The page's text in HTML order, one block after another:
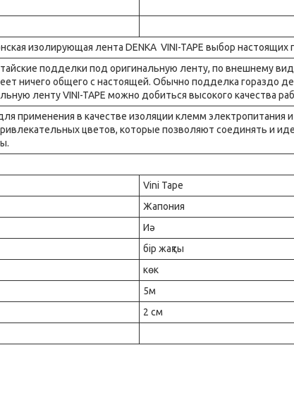
изолирующая лента DENKA VINI-TAPE выбор
подделки под оригинальную ленту, по внешнему
ничего общего с настоящей. Обычно подделка гораздо
ленту VINI-TAPE можно добиться высокого качества
применения в качестве изоляции клемм электропитания
цветов, которые позволяют соединять и
Vini Tape
Жапония
Иә
бір жақты
көк
5м
2 см